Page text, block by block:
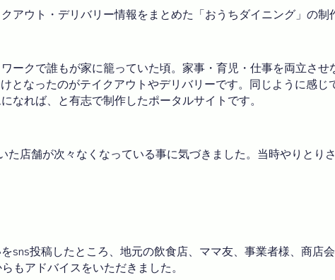
アウト・デリバリー情報をまとめた「おうちダイニング」の制
ークで誰もが家に籠っていた頃。家事・育児・仕事を両立させ
となったのがテイクアウトやデリバリーです。同じように感じ
れば、と有志で制作したポータルサイトです。
店舗が次々なくなっている事に気づきました。当時やりとり
sns投稿したところ、地元の飲食店、ママ友、事業者様、商店
もアドバイスをいただきました。